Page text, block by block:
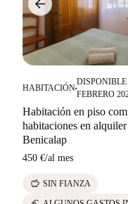
HABITACIÓN■
DISPONIBLE
FEBRERO
Habitación en piso
habitaciones en alquiler
Benicalap
450 €/al mes
savings SIN FIANZA